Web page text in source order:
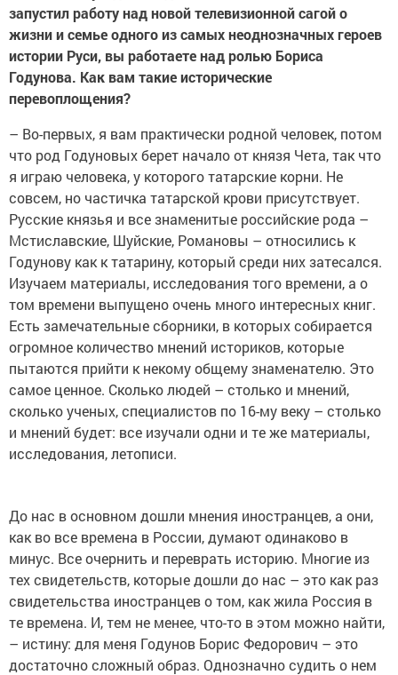
запустил работу над новой телевизионной сагой о
жизни и семье одного из самых неоднозначных героев
истории Руси, вы работаете над ролью Бориса
Годунова. Как вам такие исторические
перевоплощения?
– Во-первых, я вам практически родной человек, потом
что род Годуновых берет начало от князя Чета, так что
я играю человека, у которого татарские корни. Не
совсем, но частичка татарской крови присутствует.
Русские князья и все знаменитые российские рода –
Мстиславские, Шуйские, Романовы – относились к
Годунову как к татарину, который среди них затесался.
Изучаем материалы, исследования того времени, а о
том времени выпущено очень много интересных книг.
Есть замечательные сборники, в которых собирается
огромное количество мнений историков, которые
пытаются прийти к некому общему знаменателю. Это
самое ценное. Сколько людей – столько и мнений,
сколько ученых, специалистов по 16-му веку – столько
и мнений будет: все изучали одни и те же материалы,
исследования, летописи.
До нас в основном дошли мнения иностранцев, а они,
как во все времена в России, думают одинаково в
минус. Все очернить и переврать историю. Многие из
тех свидетельств, которые дошли до нас – это как раз
свидетельства иностранцев о том, как жила Россия в
те времена. И, тем не менее, что-то в этом можно найти,
– истину: для меня Годунов Борис Федорович – это
достаточно сложный образ. Однозначно судить о нем